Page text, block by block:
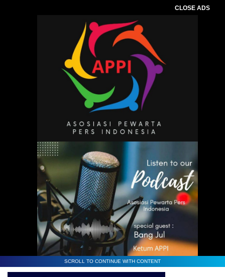
CLOSE ADS
SCROLL TO CONTINUE WITH CONTENT